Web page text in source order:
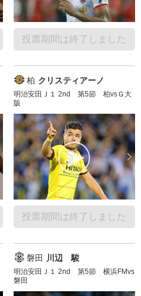
投票期間は終了しました
柏 クリスティアーノ
明治安田Ｊ１ 2nd 第5節 柏vsＧ大
阪
投票期間は終了しました
磐田 川辺 駿
明治安田Ｊ１ 2nd 第5節 横浜FMvs
磐田